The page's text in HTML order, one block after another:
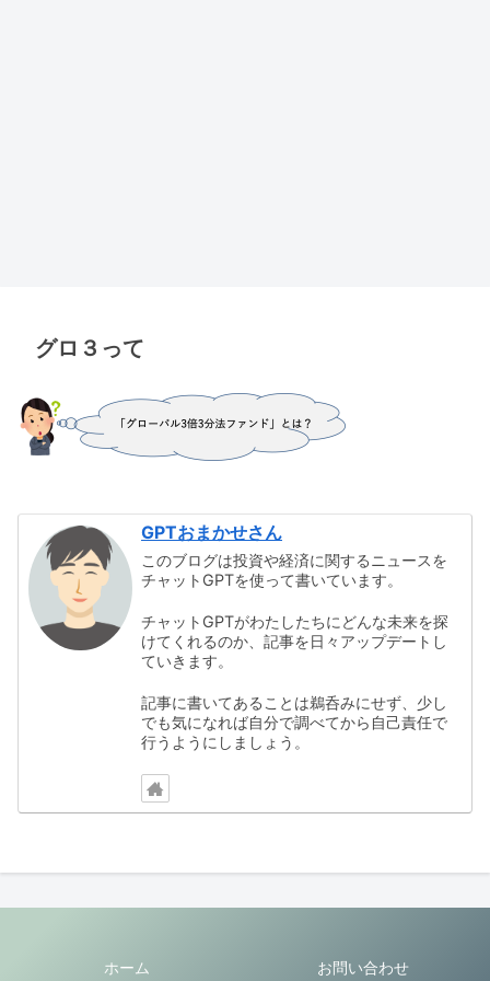
グロ３って
GPTおまかせさん
このブログは投資や経済に関するニュースを
チャットGPTを使って書いています。
チャットGPTがわたしたちにどんな未来を探
けてくれるのか、記事を日々アップデートし
ていきます。
記事に書いてあることは鵜呑みにせず、少し
でも気になれば自分で調べてから自己責任で
行うようにしましょう。
ホーム お問い合わせ